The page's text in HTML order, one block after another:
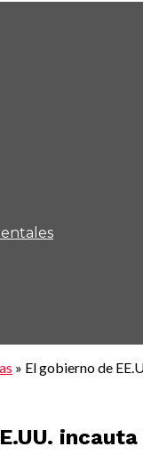
» El gobierno de